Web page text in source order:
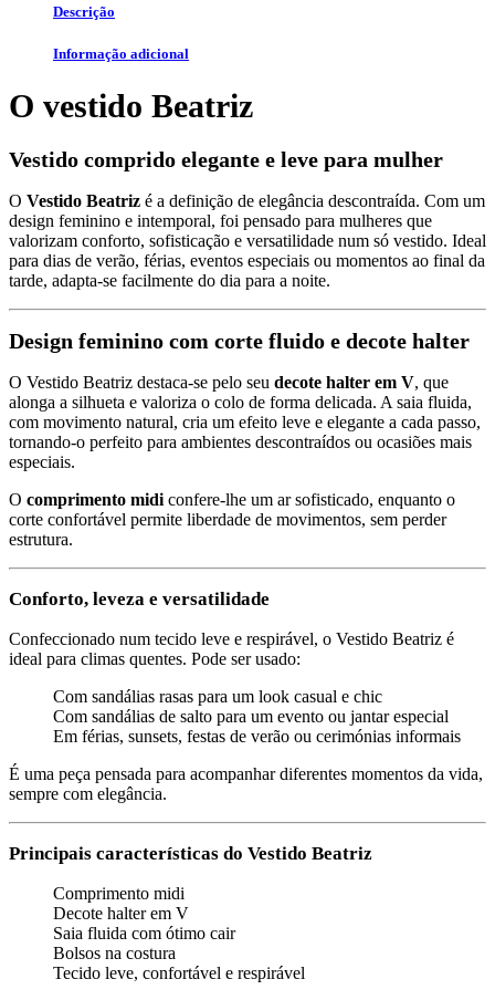
Descrição
Informação adicional
O vestido Beatriz
Vestido comprido elegante e leve para mulher
O Vestido Beatriz é a definição de elegância descontraída. Com um
design feminino e intemporal, foi pensado para mulheres que
valorizam conforto, sofisticação e versatilidade num só vestido. Ideal
para dias de verão, férias, eventos especiais ou momentos ao final da
tarde, adapta-se facilmente do dia para a noite.
Design feminino com corte fluido e decote halter
O Vestido Beatriz destaca-se pelo seu decote halter em V, que
alonga a silhueta e valoriza o colo de forma delicada. A saia fluida,
com movimento natural, cria um efeito leve e elegante a cada passo,
tornando-o perfeito para ambientes descontraídos ou ocasiões mais
especiais.
O comprimento midi confere-lhe um ar sofisticado, enquanto o
corte confortável permite liberdade de movimentos, sem perder
estrutura.
Conforto, leveza e versatilidade
Confeccionado num tecido leve e respirável, o Vestido Beatriz é
ideal para climas quentes. Pode ser usado:
Com sandálias rasas para um look casual e chic
Com sandálias de salto para um evento ou jantar especial
Em férias, sunsets, festas de verão ou cerimónias informais
É uma peça pensada para acompanhar diferentes momentos da vida,
sempre com elegância.
Principais características do Vestido Beatriz
Comprimento midi
Decote halter em V
Saia fluida com ótimo cair
Bolsos na costura
Tecido leve, confortável e respirável